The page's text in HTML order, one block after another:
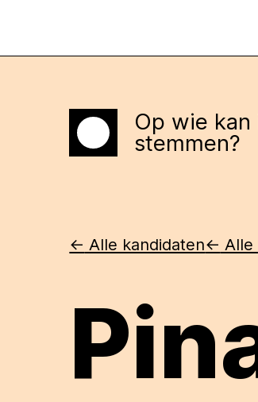
Home Op wie kan
stemmen?
<- Alle kandidaten<- Alle